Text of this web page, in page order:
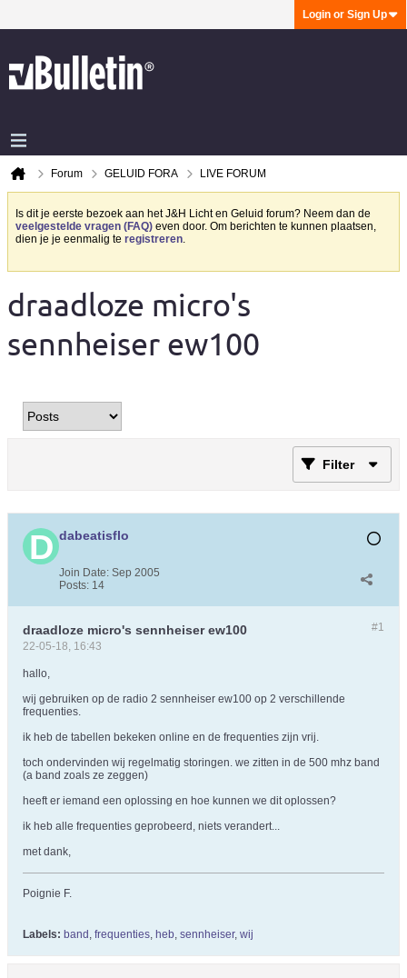
Login or Sign Up
Forum GELUID FORA LIVE FORUM
Is dit je eerste bezoek aan het J&H Licht en Geluid forum? Neem dan de
veelgestelde vragen (FAQ) even door. Om berichten te kunnen plaatsen,
dien je je eenmalig te registreren.
draadloze micro's
sennheiser ew100
Filter
dabeatisflo
Join Date: Sep 2005
Posts: 14
#1
draadloze micro's sennheiser ew100
22-05-18, 16:43
hallo,
wij gebruiken op de radio 2 sennheiser ew100 op 2 verschillende
frequenties.
ik heb de tabellen bekeken online en de frequenties zijn vrij.
toch ondervinden wij regelmatig storingen. we zitten in de 500 mhz band
(a band zoals ze zeggen)
heeft er iemand een oplossing en hoe kunnen we dit oplossen?
ik heb alle frequenties geprobeerd, niets verandert...
met dank,
Poignie F.
Labels: band , frequenties, heb, sennheiser, wij